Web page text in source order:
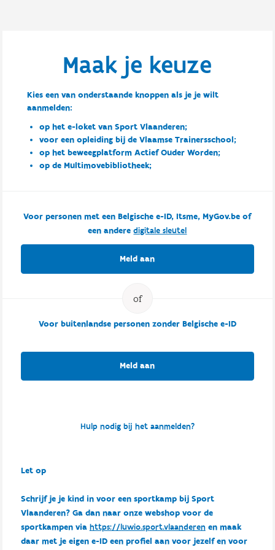
Maak je keuze
Kies een van onderstaande knoppen als je je wilt
aanmelden:
op het e-loket van Sport Vlaanderen;
voor een opleiding bij de Vlaamse Trainersschool;
op het beweegplatform Actief Ouder Worden;
op de Multimovebibliotheek;
Voor personen met een Belgische e-ID, Itsme, MyGov.be of
een anderedigitale sleutel
Meld aan
Voor buitenlandse personen zonder Belgische e-ID
Meld aan
Hulp nodig bij het aanmelden?
Let op
Schrijf je je kind in voor een sportkamp bij Sport
Vlaanderen? Ga dan naar onze webshop voor de
sportkampen via https://luwio.sport.vlaanderenen maak
daar met je eigen e-ID een profiel aan voor jezelf en voor